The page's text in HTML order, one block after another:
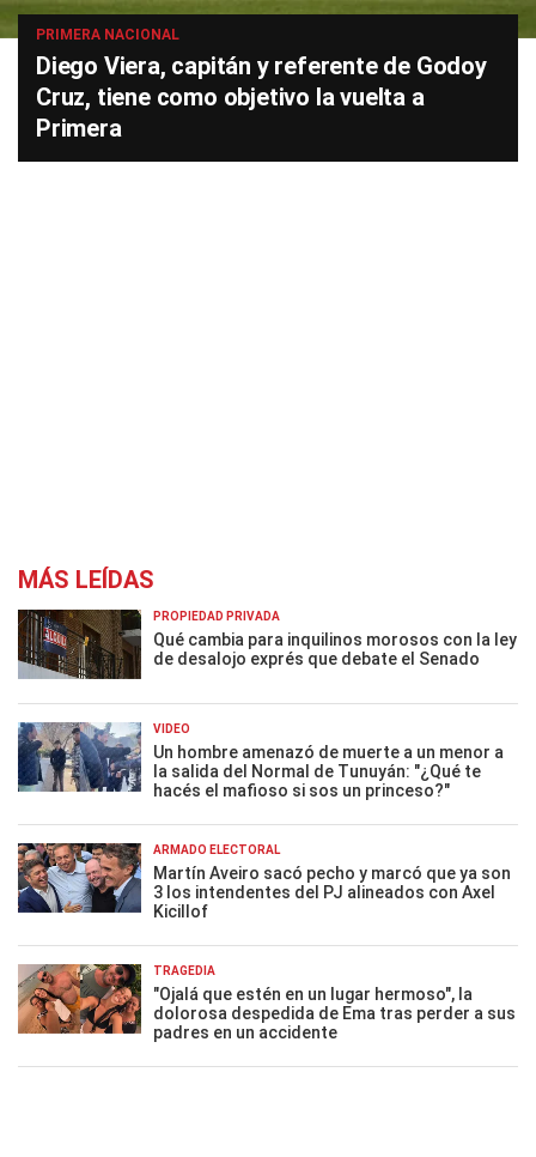
PRIMERA NACIONAL
Diego Viera, capitán y referente de Godoy
Cruz, tiene como objetivo la vuelta a
Primera
MÁS LEÍDAS
PROPIEDAD PRIVADA
Qué cambia para inquilinos morosos con la ley
de desalojo exprés que debate el Senado
VIDEO
Un hombre amenazó de muerte a un menor a
la salida del Normal de Tunuyán: "¿Qué te
hacés el mafioso si sos un princeso?"
ARMADO ELECTORAL
Martín Aveiro sacó pecho y marcó que ya son
3 los intendentes del PJ alineados con Axel
Kicillof
TRAGEDIA
"Ojalá que estén en un lugar hermoso", la
dolorosa despedida de Ema tras perder a sus
padres en un accidente